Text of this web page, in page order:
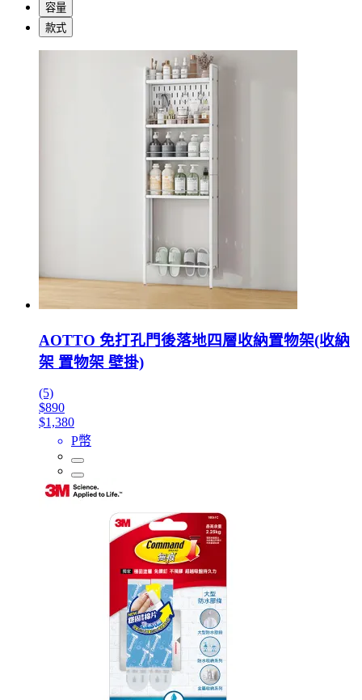
容量
款式
AOTTO 免打孔門後落地四層收納置物架(收納
架 置物架 壁掛)
(5)
$890
$1,380
P幣